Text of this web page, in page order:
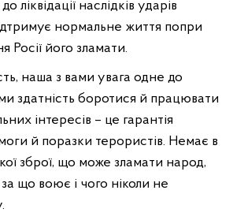
ліквідації наслідків ударів
нормальне життя попри
Росії його зламати.
наша з вами увага одне до
здатність боротися й працювати
інтересів – це гарантія
й поразки терористів. Немає в
зброї, що може зламати народ,
що воює і чого ніколи не